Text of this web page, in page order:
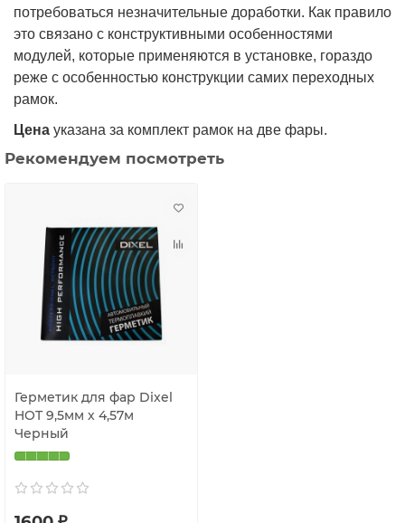
потребоваться незначительные доработки. Как правило
это связано с конструктивными особенностями
модулей, которые применяются в установке, гораздо
реже с особенностью конструкции самих переходных
рамок.
Цена указана за комплект рамок на две фары.
Рекомендуем посмотреть
Герметик для фар Dixel
HOT 9,5мм х 4,57м
Черный